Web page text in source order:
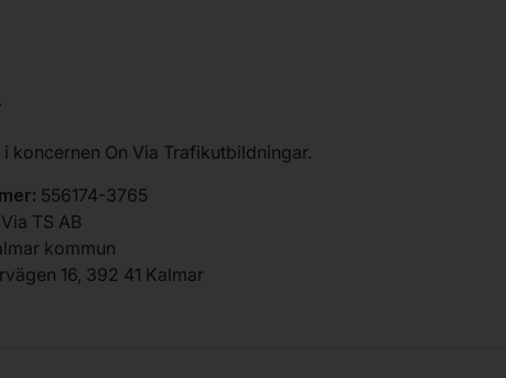
koncernen On Via Trafikutbildningar.
556174-3765
TS AB
kommun
16, 392 41 Kalmar